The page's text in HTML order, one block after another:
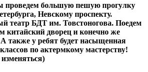
проведем большую пешую прогулку
Невскому проспекту.
театр БДТ им. Товстоногова. Поедем
китайский дворец и конечно же
также у ребят будет насыщенная
по актермкому мастерству!